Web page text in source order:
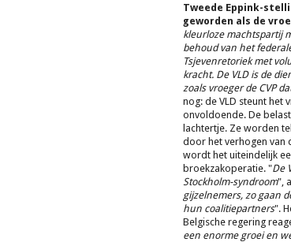
Tweede Eppink-
geworden als de
kleurloze machtspartij
behoud van het
Tsjevenretoriek met
kracht. De VLD is de
zoals vroeger de CVP
nog: de VLD steunt het
onvoldoende. De
lachtertje. Ze worden
door het verhogen van
wordt het uiteindelijk
broekzakoperatie. "De
Stockholm-syndroom",
gijzelnemers, zo gaan
hun coalitiepartners".
Belgische regering
een enorme groei en